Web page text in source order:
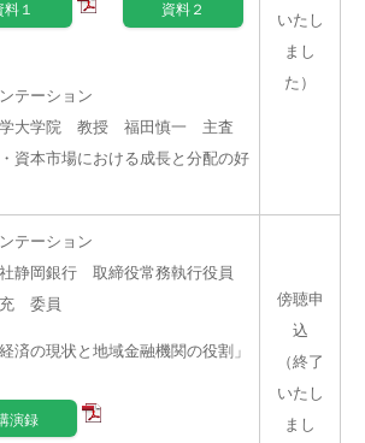
料１ 資料２
テーション
学大学院 教授 福田慎一 主査
・資本市場における成長と分配の好
いたし
まし
た）
テーション
静岡銀行 取締役常務執行役員
充 委員
経済の現状と地域金融機関の役割」
演録
傍聴申
込
（終了
いたし
まし